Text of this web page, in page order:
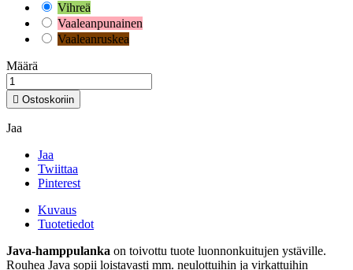
Vihreä
Vaaleanpunainen
Vaaleanruskea
Määrä
 Ostoskoriin
Jaa
Jaa
Twiittaa
Pinterest
Kuvaus
Tuotetiedot
Java-hamppulanka on toivottu tuote luonnonkuitujen ystäville.
Rouhea Java sopii loistavasti mm. neulottuihin ja virkattuihin